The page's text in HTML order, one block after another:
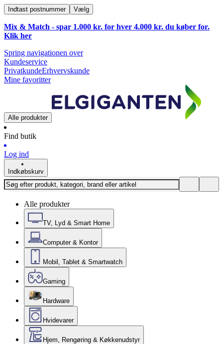
Indtast postnummer Vælg
Mix & Match - spar 1.000 kr. for hver 4.000 kr. du køber for.
Klik her
Spring navigationen over
Kundeservice
PrivatkundeErhvervskunde
Mine favoritter
Alle produkter
Find butik
Log ind
Indkøbskurv
Alle produkter
TV, Lyd & Smart Home
Computer & Kontor
Mobil, Tablet & Smartwatch
Gaming
Hardware
Hvidevarer
Hjem, Rengøring & Køkkenudstyr